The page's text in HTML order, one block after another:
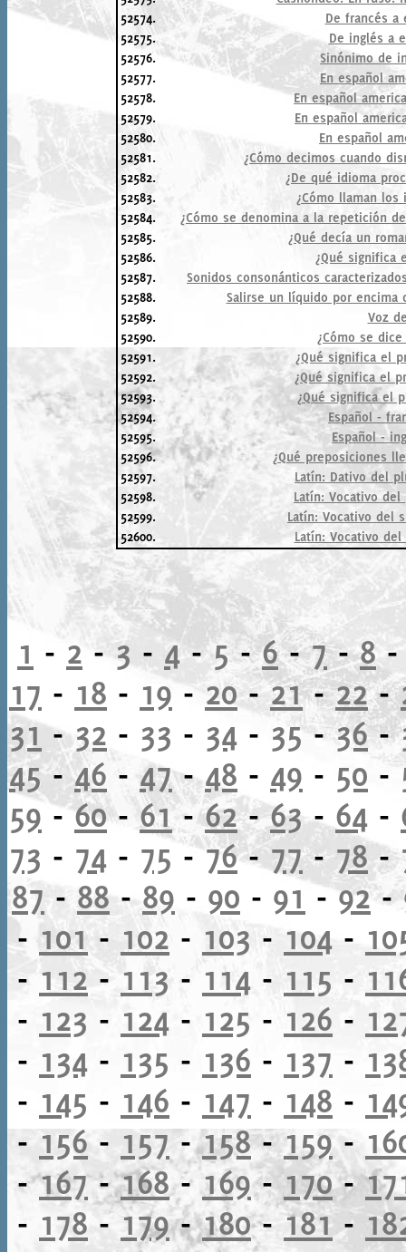
52574.
De francés a
52575.
De inglés a
52576.
Sinónimo de
52577.
En español
52578.
En español
52579.
En español
52580.
En español
52581.
¿Cómo decimos cuando
52582.
¿De qué idioma
52583.
¿Cómo llaman los
52584.
¿Cómo se denomina a la repetición
52585.
¿Qué decía un
52586.
¿Qué significa
52587.
Sonidos consonánticos
52588.
Salirse un líquido por
52589.
Voz
52590.
¿Cómo se
52591.
¿Qué significa el
52592.
¿Qué significa el
52593.
¿Qué significa el
52594.
Español -
52595.
Español -
52596.
¿Qué preposiciones
52597.
Latín: Dativo del
52598.
Latín: Vocativo
52599.
Latín: Vocativo del
52600.
Latín: Vocativo
1 - 2-3 - 4-5-6-7-8
17 - 18 - 19-20-21-22-
31-32 - 33 - 34 - 35-36-
45-46-47-48 - 49 - 50 -
59 -60-61-62-63- 64 -
73 - 74 - 75 -76-77-78-
87 - 88 - 89 - 90 - 91 -92-
-101- 102 - 103- 104 -
- 112-113 - 114 - 115 -
- 123 - 124 - 125 - 126 -
- 134 - 135 - 136 - 137 -
- 145 - 146 - 147 - 148 -
-156-157-158-159-
-167-168-169-170-
- 178 - 179-180-181-